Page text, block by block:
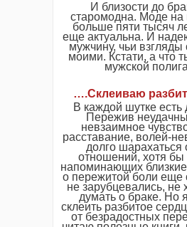
И близости до
старомодна. Моде на
больше пяти тысяч
еще актуальна. И
мужчину, чьи
моими. Кстати, а что
мужской
….Склеиваю
В каждой шутке есть
Пережив
невзаимное
расставание, волей-
долго
отношений, хотя бы
напоминающих
о пережитой боли еще
не зарубцевались, не
думать о браке. Но
склеить разбитое
от безрадостных